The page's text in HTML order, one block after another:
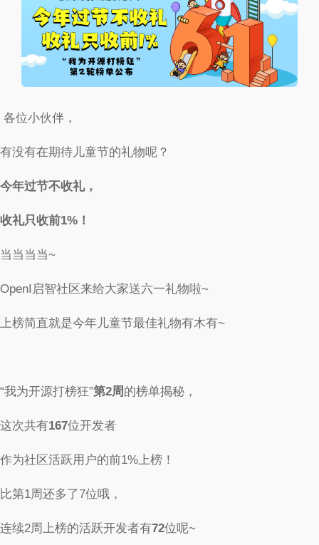
各位小伙伴，
有没有在期待儿童节的礼物呢？
今年过节不收礼，
收礼只收前1%！
当当当当~
OpenI启智社区来给大家送六一礼物啦~
上榜简直就是今年儿童节最佳礼物有木有~
“我为开源打榜狂”第2周 的榜单揭秘，
这次共有167位开发者
作为社区活跃用户的前1%上榜！
比第1周还多了7位哦，
连续2周上榜的活跃开发者有72位呢~